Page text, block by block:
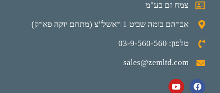
צמח זם בע"מ
אברהם בומה שביט 1 ראשל"צ (מתחם יוקה פארק)
טלפון: 03-9-560-560
sales@zemltd.com